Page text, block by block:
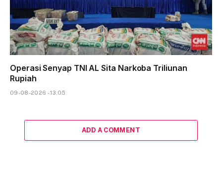
Operasi Senyap TNI AL Sita Narkoba Triliunan
Rupiah
09-08-2026 - 13.05
ADD A COMMENT